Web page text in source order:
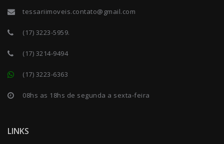
tessariimoveis.contato@gmail.com
(17) 3223-5959.
(17) 3214-9494
(17) 3223-6363
08hs as 18hs de segunda a sexta-feira
LINKS